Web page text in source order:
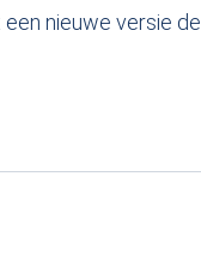
nieuwe versie